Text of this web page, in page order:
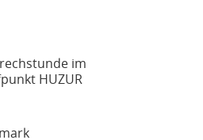
im
HUZUR